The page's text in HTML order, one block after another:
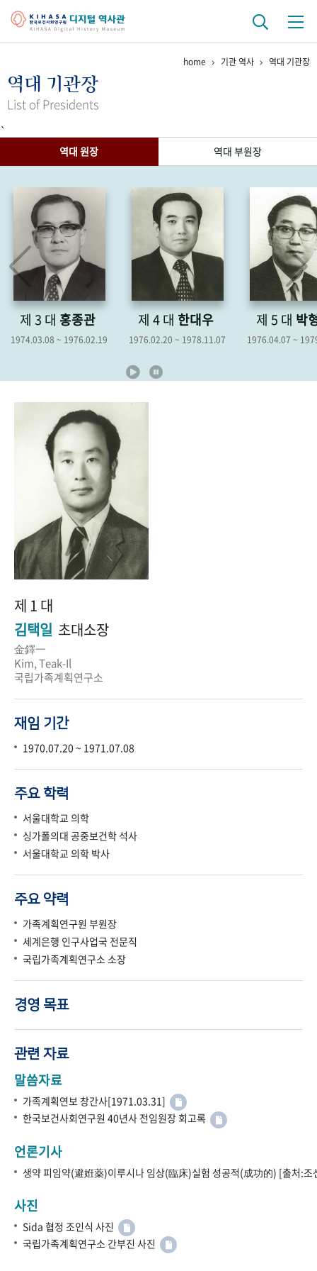
걸어온 길 기관 변천사
연구 역사
정책과 연구 키워드로 보는 연구 역사
연구자들
기록물 아카이브
사진 아카이브 문서 기록물 행정박물 영상 기록물
50+1주년 기념
성과 50선 숫자로 보는 50년 50 +1주년 광장
세계와 함께 한 KIHASA
home 기관 역사 역대 기관장
역대 기관장
List of Presidents
`
역대 원장
역대 부원장
홍종관
~ 1976.02.19
한대우
1976.02.20 ~ 1978.11.07
박형종
1976.04.07 ~ 1979.04.06
제 1 대
김택일 초대소장
金鐸一
Kim, Teak-Il
국립가족계획연구소
재임 기간
1970.07.20 ~ 1971.07.08
주요 학력
서울대학교 의학
싱가폴의대 공중보건학 석사
서울대학교 의학 박사
주요 약력
가족계획연구원 부원장
세계은행 인구사업국 전문직
국립가족계획연구소 소장
경영 목표
관련 자료
말씀자료
가족계획연보 창간사[1971.03.31]
한국보건사회연구원 40년사 전임원장 회고록
언론기사
생약 피임약(避姙薬)이루시나 임상(臨床)실험 성공적(成功的) [출처:
사진
Sida 협정 조인식 사진
국립가족계획연구소 간부진 사진